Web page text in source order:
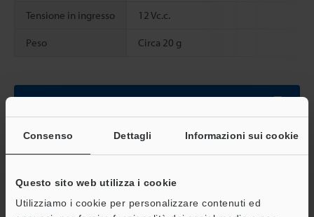
Consenso Dettagli Informazioni sui cookie
Questo sito web utilizza i cookie
Utilizziamo i cookie per personalizzare contenuti ed
Tensione in ingresso 12 Vc.c.
Peso Circa 20 g
Scheda tecnica (PDF)